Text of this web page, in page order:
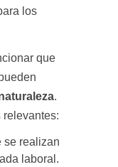
los
que
.
relevantes:
se realizan
laboral.